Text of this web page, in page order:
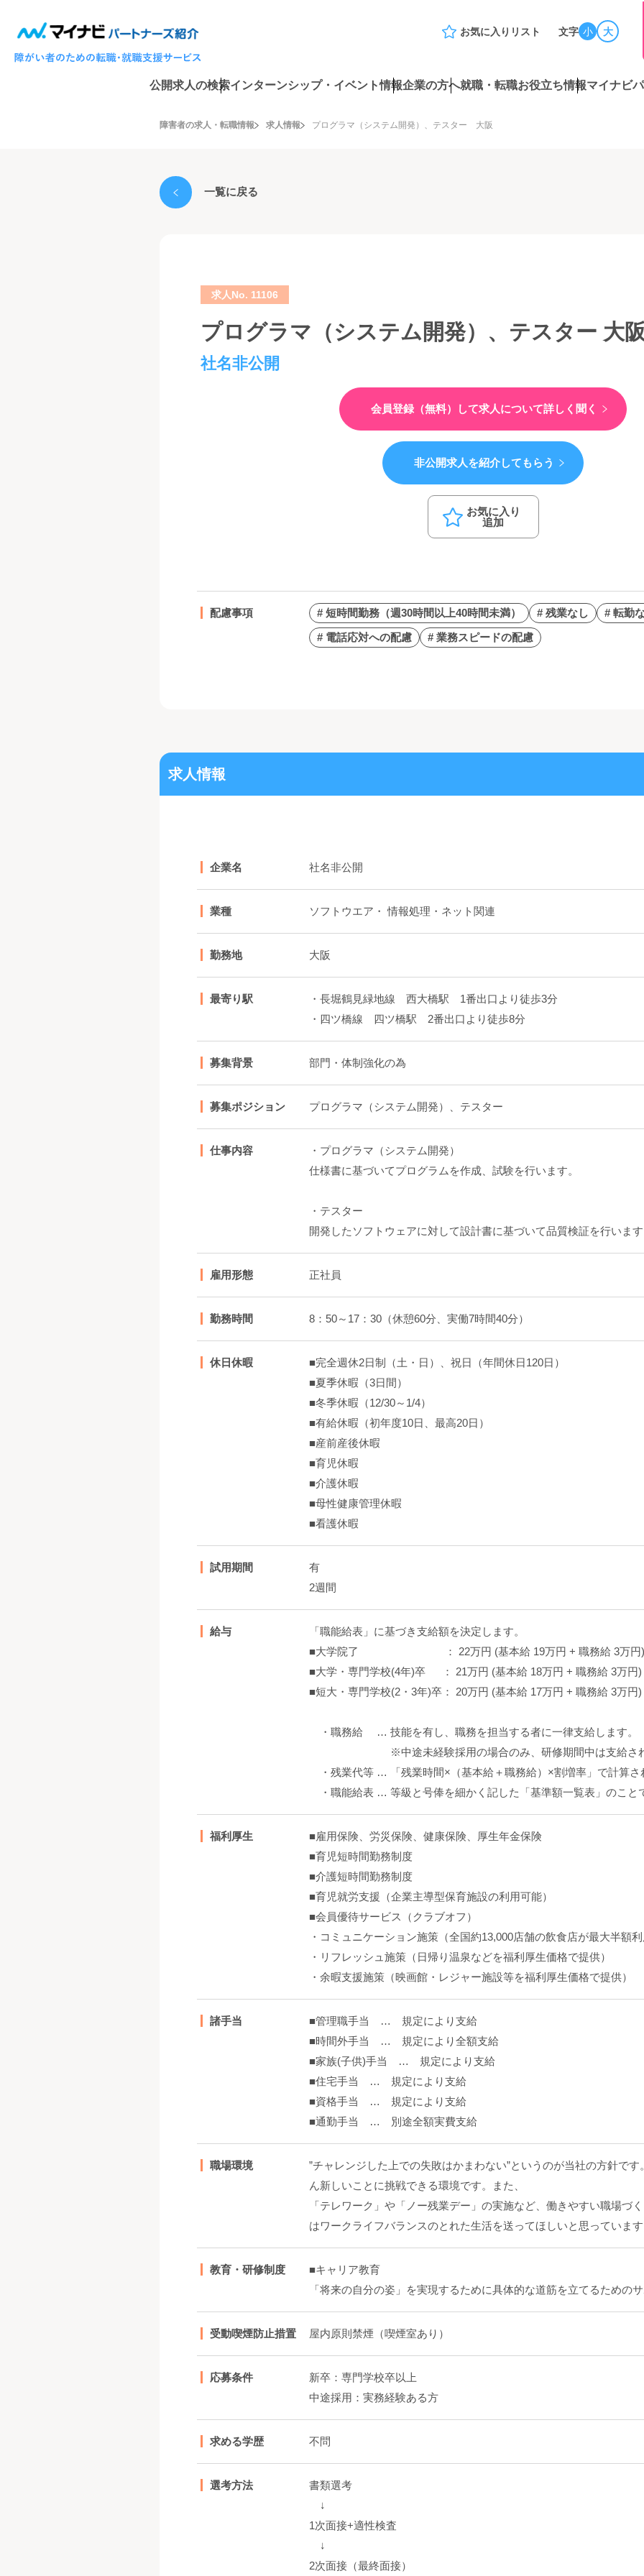
お気に入りリスト 文字 小 大
公開求人の検索インターンシップ・イベント情報企業の方へ就職・転職お役立ち情報マイナビ
障害者の求人・転職情報 求人情報 プログラマ（システム開発）、テスター 大阪
一覧に戻る
求人No. 11106
プログラマ（システム開発）、テスター 大
社名非公開
会員登録（無料）して求人について詳しく聞く
非公開求人を紹介してもらう
お気に入り
追加
配慮事項 # 短時間勤務（週30時間以上40時間未満） # 残業なし
# 転勤
# 電話応対への配慮
# 業務スピードの配慮
求人情報
企業名 社名非公開
業種 ソフトウエア・ 情報処理・ネット関連
勤務地 大阪
最寄り駅
・長堀鶴見緑地線 西大橋駅 1番出口より徒歩3分
・四ツ橋線 四ツ橋駅 2番出口より徒歩8分
募集背景 部門・体制強化の為
募集ポジション プログラマ（システム開発）、テスター
仕事内容
・プログラマ（システム開発）
仕様書に基づいてプログラムを作成、試験を行います。
・テスター
開発したソフトウェアに対して設計書に基づいて品質検証を行いま
雇用形態 正社員
勤務時間 8：50～17：30（休憩60分、実働7時間40分）
休日休暇
■完全週休2日制（土・日）、祝日（年間休日120日）
■夏季休暇（3日間）
■冬季休暇（12/30～1/4）
■有給休暇（初年度10日、最高20日）
■産前産後休暇
■育児休暇
■介護休暇
■母性健康管理休暇
■看護休暇
試用期間
有
2週間
給与
「職能給表」に基づき支給額を決定します。
■大学院了 ： 22万円 (基本給 19万円 + 職務給 3万円
■大学・専門学校(4年)卒 ： 21万円 (基本給 18万円 + 職務給 3万円)
■短大・専門学校(2・3年)卒： 20万円 (基本給 17万円 + 職務給 3万円)
・職務給 … 技能を有し、職務を担当する者に一律支給します。
※中途未経験採用の場合のみ、研修期間中は支給され
・残業代等 … 「残業時間×（基本給＋職務給）×割増率」で計算さ
・職能給表 … 等級と号俸を細かく記した「基準額一覧表」のこと
福利厚生
■雇用保険、労災保険、健康保険、厚生年金保険
■育児短時間勤務制度
■介護短時間勤務制度
■育児就労支援（企業主導型保育施設の利用可能）
■会員優待サービス（クラブオフ）
・コミュニケーション施策（全国約13,000店舗の飲食店が最大半額
・リフレッシュ施策（日帰り温泉などを福利厚生価格で提供）
・余暇支援施策（映画館・レジャー施設等を福利厚生価格で提供）
諸手当
■管理職手当 … 規定により支給
■時間外手当 … 規定により全額支給
■家族(子供)手当 … 規定により支給
■住宅手当 … 規定により支給
■資格手当 … 規定により支給
■通勤手当 … 別途全額実費支給
職場環境
”チャレンジした上での失敗はかまわない”というのが当社の方針で
ん新しいことに挑戦できる環境です。また、
「テレワーク」や「ノー残業デー」の実施など、働きやすい職場づ
はワークライフバランスのとれた生活を送ってほしいと思っていま
教育・研修制度
■キャリア教育
「将来の自分の姿」を実現するために具体的な道筋を立てるための
受動喫煙防止措置 屋内原則禁煙（喫煙室あり）
応募条件
新卒：専門学校卒以上
中途採用：実務経験ある方
求める学歴 不問
選考方法
書類選考
↓
1次面接+適性検査
↓
2次面接（最終面接）